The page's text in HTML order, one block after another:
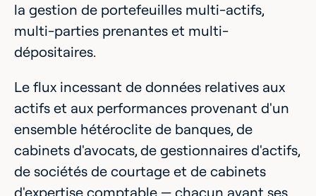
la gestion de portefeuilles multi-actifs,
multi-parties prenantes et multi-
dépositaires.
Le flux incessant de données relatives aux
actifs et aux performances provenant d'un
ensemble hétéroclite de banques, de
cabinets d'avocats, de gestionnaires d'actifs,
de sociétés de courtage et de cabinets
d'expertise comptable — chacun ayant ses